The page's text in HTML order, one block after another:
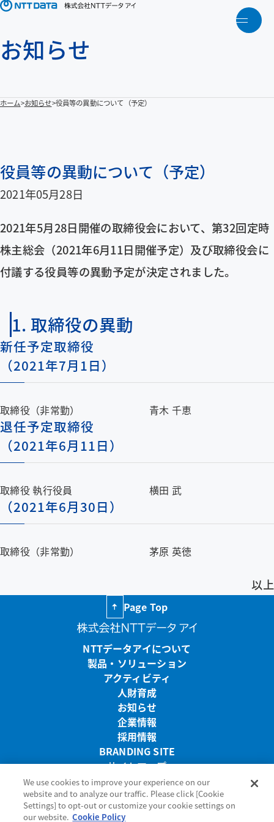
メ
トップ
アクティビティ
お知らせ
採用情報
BRANDING SITE
BRANDING SITEページを新しいウインドウで開きます
お問い合わせ
サイトマップ
プライバシーポリシー サイトのご利用条件
メニューを閉じる
お知らせ
ホーム お知らせ 役員等の異動について（予定）
役員等の異動について（予定）
2021年05月28日
2021年5月28日開催の取締役会において、第32回定時
株主総会（2021年6月11日開催予定）及び取締役会に
付議する役員等の異動予定が決定されました。
1. 取締役の異動
新任予定取締役
（2021年7月1日）
取締役（非常勤） 青木 千恵
退任予定取締役
（2021年6月11日）
取締役 執行役員 横田 武
（2021年6月30日）
取締役（非常勤） 茅原 英徳
以上
Page Top
NTTデータアイについて
製品・ソリューション
アクティビティ
人財育成
お知らせ
企業情報
採用情報
BRANDING SITE
サイトマップ
リンク・免責事項
プライバシーポリシー
サイトのご利用条件
We use cookies to improve your experience on our
website and to analyze our traffic. Please click [Cookie
Settings] to opt-out or customize your cookie settings on
our website. Cookie Policy